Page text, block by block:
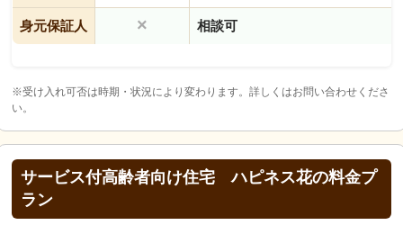
身元保証人 × 相談可
※受け入れ可否は時期・状況により変わります。詳しくはお問い合わせくださ
い。
サービス付高齢者向け住宅 ハピネス花の料金プ
ラン